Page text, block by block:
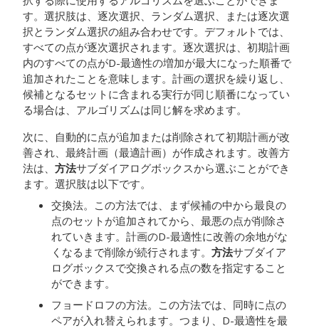
す。選択肢は、逐次選択、ランダム選択、または逐次選
択とランダム選択の組み合わせです。デフォルトでは、
すべての点が逐次選択されます。逐次選択は、初期計画
内のすべての点がD-最適性の増加が最大になった順番で
追加されたことを意味します。計画の選択を繰り返し、
候補となるセットに含まれる実行が同じ順番になってい
る場合は、アルゴリズムは同じ解を求めます。
次に、自動的に点が追加または削除されて初期計画が改
善され、最終計画（最適計画）が作成されます。改善方
法は、 方法サブダイアログボックスから選ぶことができ
ます。選択肢は以下です。
交換法。この方法では、まず候補の中から最良の
点のセットが追加されてから、最悪の点が削除さ
れていきます。計画のD-最適性に改善の余地がな
くなるまで削除が続行されます。 方法サブダイア
ログボックスで交換される点の数を指定すること
ができます。
フョードロフの方法。この方法では、同時に点の
ペアが入れ替えられます。つまり、D-最適性を最